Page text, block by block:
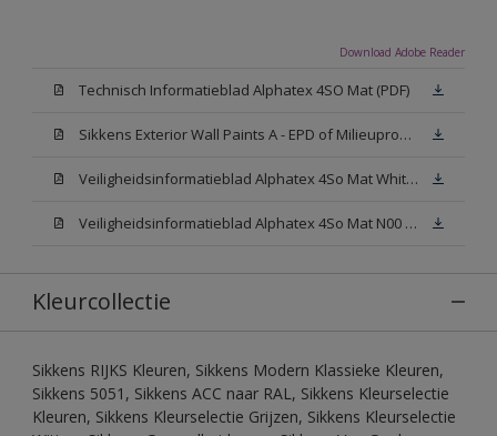
Download Adobe Reader
Technisch Informatieblad Alphatex 4SO Mat (PDF)
Sikkens Exterior Wall Paints A - EPD of Milieuproductverklaring
Veiligheidsinformatieblad Alphatex 4So Mat White W05 (MSDS)
Veiligheidsinformatieblad Alphatex 4So Mat N00 (MSDS)
Kleurcollectie
Sikkens RIJKS Kleuren, Sikkens Modern Klassieke Kleuren,
Sikkens 5051, Sikkens ACC naar RAL, Sikkens Kleurselectie
Kleuren, Sikkens Kleurselectie Grijzen, Sikkens Kleurselectie